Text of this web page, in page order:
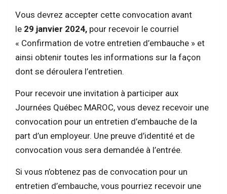
Vous devrez accepter cette convocation avant
le 29 janvier 2024, pour recevoir le courriel
« Confirmation de votre entretien d’embauche » et
ainsi obtenir toutes les informations sur la façon
dont se déroulera l’entretien.
Pour recevoir une invitation à participer aux
Journées Québec MAROC, vous devez recevoir une
convocation pour un entretien d’embauche de la
part d’un employeur. Une preuve d’identité et de
convocation vous sera demandée à l’entrée.
Si vous n’obtenez pas de convocation pour un
entretien d’embauche, vous pourriez recevoir une